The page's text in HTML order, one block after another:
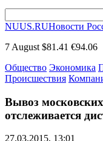
NUUS.RUНовости
7 August $81.41 €94.06
Общество Экономика
Происшествия
Вывоз
отслеживается
27.03.2015, 13:01